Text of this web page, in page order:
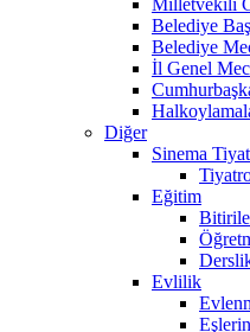
Belediye
Belediye
İl Genel
Diğer
Sinema
Eğitim
Evlilik